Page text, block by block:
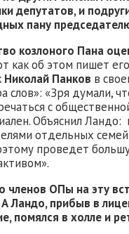
депутатов, и
пану
козлоного Пана
как об этом пишет
Николай Панков в
слов»: «Зря думали,
с
Объяснил Ландо:
отдельных
проведет
членов ОПы на эту
А Ландо, прибыв в
помялся в холле и